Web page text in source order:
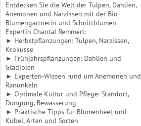
Entdecken Sie die Welt der Tulpen, Dahlien,
Anemonen und Narzissen mit der Bio-
Blumengärtnerin und Schnittblumen-
Expertin Chantal Remmert:
► Herbstpflanzungen: Tulpen, Narzissen,
Krokusse
► Frühjahrspflanzungen: Dahlien und
Gladiolen
► Experten-Wissen rund um Anemonen und
Ranunkeln
► Optimale Kultur und Pflege: Standort,
Düngung, Bewässerung
► Praktische Tipps für Blumenbeet und
Kübel, Arten und Sorten